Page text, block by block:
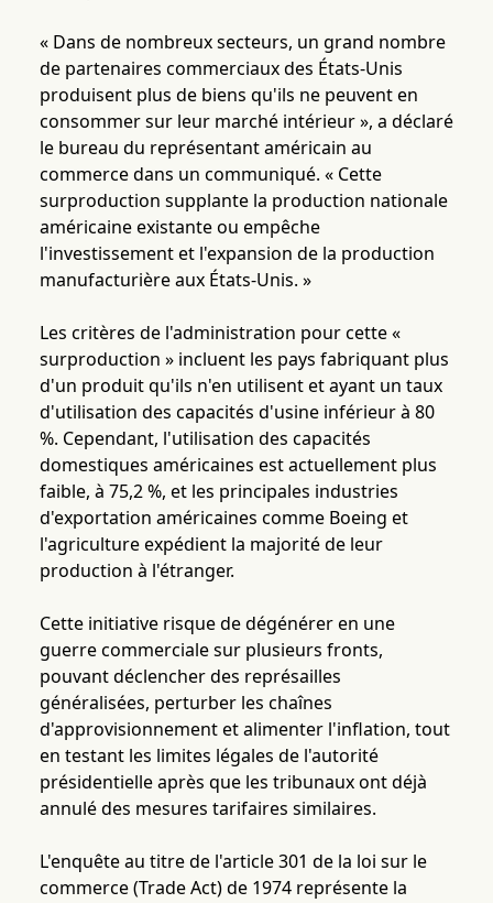
« Dans de nombreux secteurs, un grand nombre
de partenaires commerciaux des États-Unis
produisent plus de biens qu'ils ne peuvent en
consommer sur leur marché intérieur », a déclaré
le bureau du représentant américain au
commerce dans un communiqué. « Cette
surproduction supplante la production nationale
américaine existante ou empêche
l'investissement et l'expansion de la production
manufacturière aux États-Unis. »
Les critères de l'administration pour cette «
surproduction » incluent les pays fabriquant plus
d'un produit qu'ils n'en utilisent et ayant un taux
d'utilisation des capacités d'usine inférieur à 80
%. Cependant, l'utilisation des capacités
domestiques américaines est actuellement plus
faible, à 75,2 %, et les principales industries
d'exportation américaines comme Boeing et
l'agriculture expédient la majorité de leur
production à l'étranger.
Cette initiative risque de dégénérer en une
guerre commerciale sur plusieurs fronts,
pouvant déclencher des représailles
généralisées, perturber les chaînes
d'approvisionnement et alimenter l'inflation, tout
en testant les limites légales de l'autorité
présidentielle après que les tribunaux ont déjà
annulé des mesures tarifaires similaires.
L'enquête au titre de l'article 301 de la loi sur le
commerce (Trade Act) de 1974 représente la